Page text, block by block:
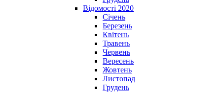
Відомості 2020
Січень
Березень
Квітень
Травень
Червень
Вересень
Жовтень
Листопад
Грудень